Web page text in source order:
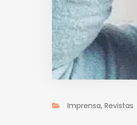
Imprensa, Revistas